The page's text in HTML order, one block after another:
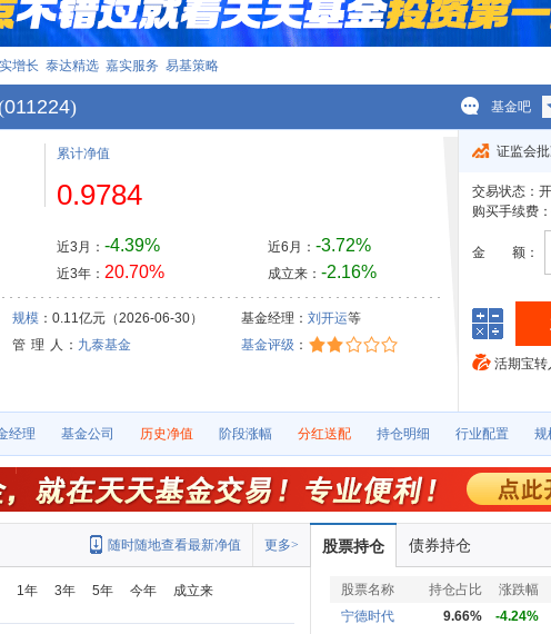
增长 泰达精选 嘉实服务 易基策略
011224) 基金吧
累计净值
0.9784
近3月： -4.39%
近3年： 20.70%
近6月： -3.72%
成立来： -2.16%
规模：0.11亿元（2026-06-30） 基金经理： 刘开运等
管 理 人 ： 九泰基金 基金评级 ：
证监会
交易状态：
购买手续费：
金 额：
活期宝转
经理 基金公司 历史净值 阶段涨幅 分红送配 持仓明细 行业配置 规
更多>
随时随地查看最新净值
1年 3年 5年 今年 成立来
股票持仓 债券持仓
股票名称 持仓占比 涨跌幅
宁德时代
9.66% -4.24%